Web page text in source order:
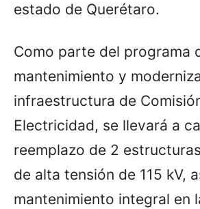
estado de Querétaro.
Como parte del programa
mantenimiento y
infraestructura de
Electricidad, se llevará a
reemplazo de 2
de alta tensión de 115 kV,
mantenimiento integral en